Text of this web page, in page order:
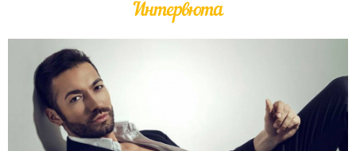
Интервюта